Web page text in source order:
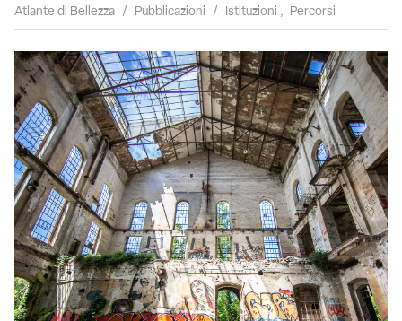
Atlante di Bellezza / Pubblicazioni / Istituzioni , Percorsi